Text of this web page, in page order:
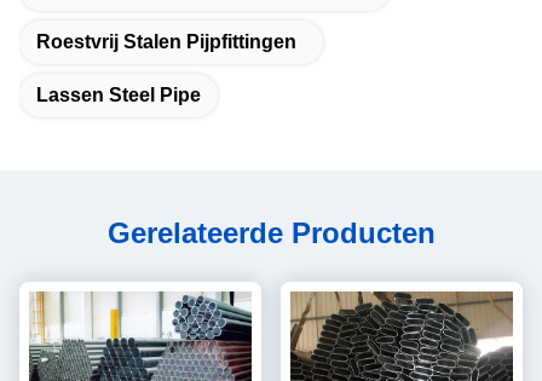
Roestvrij Stalen Pijpfittingen
Lassen Steel Pipe
Gerelateerde Producten